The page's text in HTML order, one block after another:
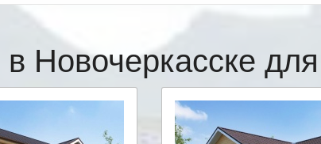
Новочеркасске